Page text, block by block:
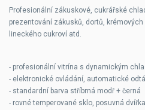
Profesionální zákuskové, cukrářské
prezentování zákusků, dortů,
lineckého cukroví atd.
- profesionální vitrína s dynamickým
- elektronické ovládání, automatické
- standardní barva stříbrná modř + černá
- rovné temperované sklo, posuvná dvířka